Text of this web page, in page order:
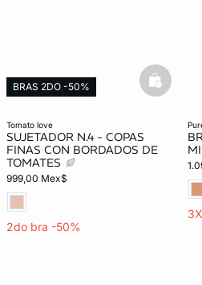
tomato love
SUJETADOR N.4 - COPAS
FINAS CON BORDADOS DE
TOMATES
999,00 Mex$
2do bra -50%
BRAS 2DO -50%
basketfull